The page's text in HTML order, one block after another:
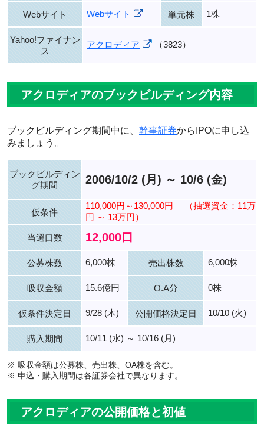
Webサイト Webサイト 単元株 1株
Yahoo!ファイナン
ス
アクロディア （3823）
アクロディアのブックビルディング内容
ブックビルディング期間中に、 幹事証券からIPOに申し込
みましょう。
ブックビルディン
グ期間
2006/10/2 (月) ～ 10/6 (金)
仮条件
110,000円～130,000円
（抽選資金：11万
円 ～ 13万円）
当選口数 12,000口
公募株数 6,000株 売出株数 6,000株
吸収金額 15.6億円 O.A分 0株
仮条件決定日 9/28 (木) 公開価格決定日 10/10 (火)
購入期間 10/11 (水) ～ 10/16 (月)
※ 吸収金額は公募株、売出株、OA株を含む。
※ 申込・購入期間は各証券会社で異なります。
アクロディアの公開価格と初値